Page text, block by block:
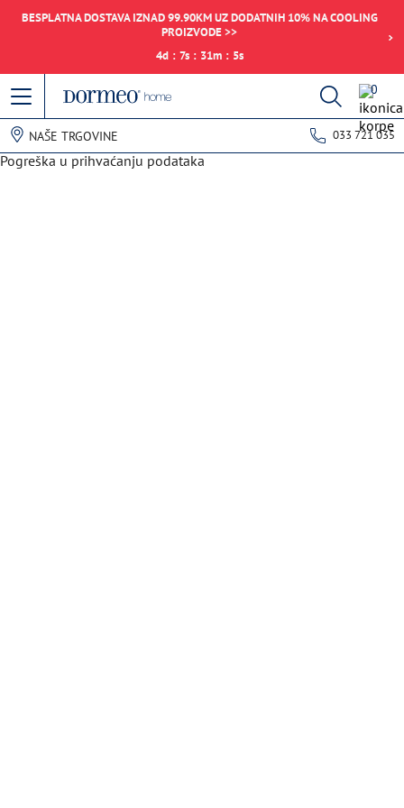
BESPLATNA DOSTAVA IZNAD 99.90KM UZ DODATNIH 10% NA COOLING
PROIZVODE >>
4d : 7s : 31m : 5s
0
NAŠE TRGOVINE 033 721 035
Pogreška u prihvaćanju podataka